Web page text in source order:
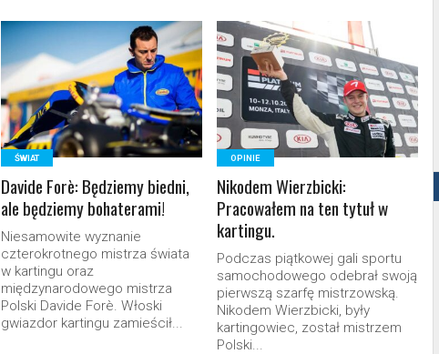
READ MORE
ŚWIAT
Davide Forè: Będziemy biedni,
ale będziemy bohaterami!
Niesamowite wyznanie
czterokrotnego mistrza świata
w kartingu oraz
międzynarodowego mistrza
Polski Davide Forè. Włoski
gwiazdor kartingu zamieścił...
READ MORE
OPINIE
Nikodem Wierzbicki:
Pracowałem na ten tytuł w
kartingu.
Podczas piątkowej gali sportu
samochodowego odebrał swoją
pierwszą szarfę mistrzowską.
Nikodem Wierzbicki, były
kartingowiec, został mistrzem
Polski...